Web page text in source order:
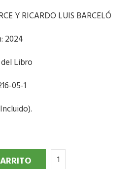
Y RICARDO LUIS BARCELÓ
2024
Libro
05-1